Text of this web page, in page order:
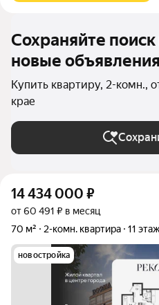
Сохраняйте поиск
новые объявления
Купить квартиру, 2-комн.,
крае
14 434 000 ₽
от 60 491 ₽ в месяц
70 м²
2-комн. квартира 11
новостройка